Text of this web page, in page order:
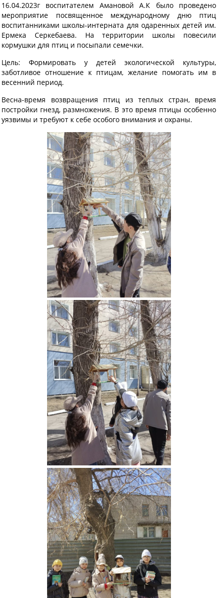
16.04.2023г воспитателем Амановой А.К было проведено
мероприятие посвященное международному дню птиц
воспитанниками школы-интерната для одаренных детей им.
Ермека Серкебаева. На территории школы повесили
кормушки для птиц и посыпали семечки.
Цель: Формировать у детей экологической культуры,
заботливое отношение к птицам, желание помогать им в
весенний период.
Весна-время возвращения птиц из теплых стран, время
постройки гнезд, размножения. В это время птицы особенно
уязвимы и требуют к себе особого внимания и охраны.